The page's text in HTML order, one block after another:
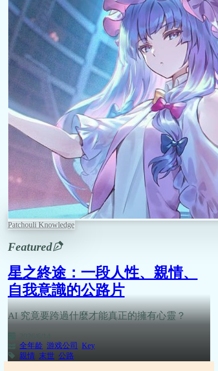
Patchouli Knowledge
Featured
星之終途：一段人性、親情、
自我意識的公路片
AI 究竟要跨過什麼才能真正的擁有心靈？
2026/6/14
全年龄 游戏公司
Key
親情 末世 公路